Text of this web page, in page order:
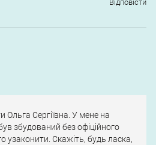
Відповіcти
Сергіївна. У мене на
збудований без офіційного
узаконити. Скажіть, будь ласка,